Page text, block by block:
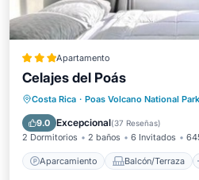
Apartamento
Celajes del Poás
Costa Rica · Poas Volcano National Park
9.0 Excepcional(37 Reseñas)
2 Dormitorios 2 baños 6 Invitados
Aparcamiento Balcón/Terraza
Aparcamiento
Vistas
Internet